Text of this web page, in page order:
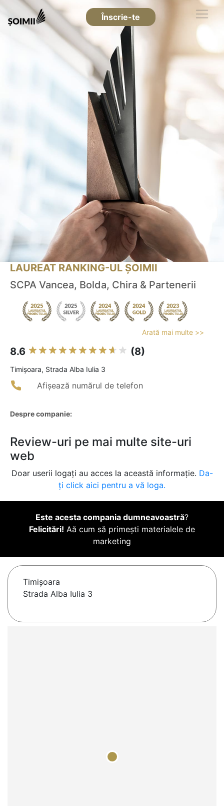
Înscrie-te
LAUREAT RANKING-UL ȘOIMII
SCPA Vancea, Bolda, Chira & Partenerii
Arată mai multe >>
8.6 (8)
Timişoara, Strada Alba Iulia 3
Afișează numărul de telefon
Despre companie:
Review-uri pe mai multe site-uri
web
Doar userii logați au acces la această informație. Da-
ți click aici pentru a vă loga.
Este acesta compania dumneavoastră?
Felicitări! Aă cum să primești materialele de
marketing
Timişoara
Strada Alba Iulia 3